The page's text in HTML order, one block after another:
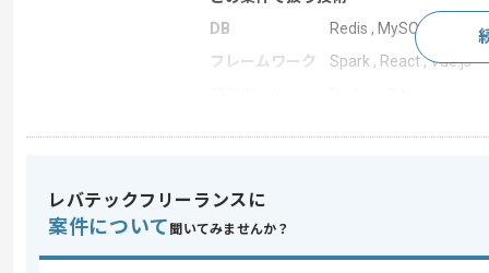
DB
Redis , MySQL
フレームワーク
Spark , React , Vue.js
特徴
レバテックフリーランスに
案件について 聞いてみませんか？